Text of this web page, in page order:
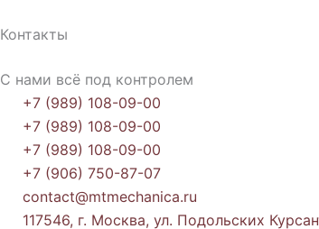
Контакты
С нами всё под контролем
+7 (989) 108-09-00
+7 (989) 108-09-00
+7 (989) 108-09-00
+7 (906) 750-87-07
contact@mtmechanica.ru
117546, г. Москва, ул. Подольских